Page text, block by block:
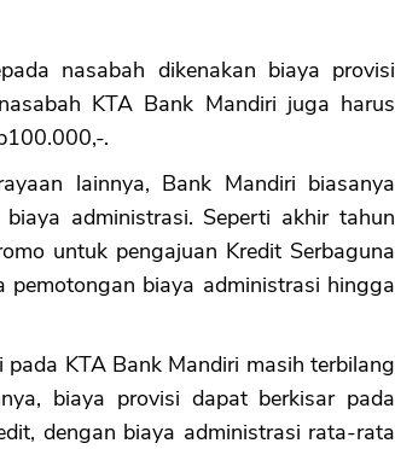
nasabah dikenakan biaya provisi
KTA Bank Mandiri juga harus
.
lainnya, Bank Mandiri biasanya
administrasi. Seperti akhir tahun
untuk pengajuan Kredit Serbaguna
biaya administrasi hingga
KTA Bank Mandiri masih terbilang
biaya provisi dapat berkisar pada
dengan biaya administrasi rata-rata